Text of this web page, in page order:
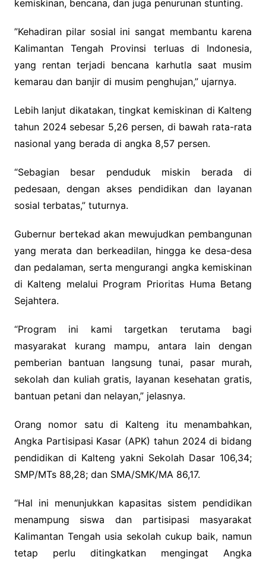
kemiskinan, bencana, dan juga penurunan stunting.
”Kehadiran pilar sosial ini sangat membantu karena
Kalimantan Tengah Provinsi terluas di Indonesia,
yang rentan terjadi bencana karhutla saat musim
kemarau dan banjir di musim penghujan,” ujarnya.
Lebih lanjut dikatakan, tingkat kemiskinan di Kalteng
tahun 2024 sebesar 5,26 persen, di bawah rata-rata
nasional yang berada di angka 8,57 persen.
“Sebagian besar penduduk miskin berada di
pedesaan, dengan akses pendidikan dan layanan
sosial terbatas,” tuturnya.
Gubernur bertekad akan mewujudkan pembangunan
yang merata dan berkeadilan, hingga ke desa-desa
dan pedalaman, serta mengurangi angka kemiskinan
di Kalteng melalui Program Prioritas Huma Betang
Sejahtera.
“Program ini kami targetkan terutama bagi
masyarakat kurang mampu, antara lain dengan
pemberian bantuan langsung tunai, pasar murah,
sekolah dan kuliah gratis, layanan kesehatan gratis,
bantuan petani dan nelayan,” jelasnya.
Orang nomor satu di Kalteng itu menambahkan,
Angka Partisipasi Kasar (APK) tahun 2024 di bidang
pendidikan di Kalteng yakni Sekolah Dasar 106,34;
SMP/MTs 88,28; dan SMA/SMK/MA 86,17.
“Hal ini menunjukkan kapasitas sistem pendidikan
menampung siswa dan partisipasi masyarakat
Kalimantan Tengah usia sekolah cukup baik, namun
tetap perlu ditingkatkan mengingat Angka